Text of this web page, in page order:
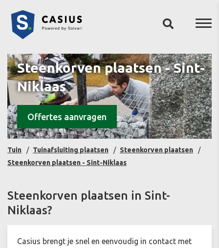
Steenkorven plaatsen - Sint-
Niklaas
Offertes aanvragen
Tuin Tuinafsluiting plaatsen
Steenkorven plaatsen
Steenkorven plaatsen - Sint-Niklaas
Steenkorven plaatsen in Sint-
Niklaas?
Casius brengt je snel en eenvoudig in contact met